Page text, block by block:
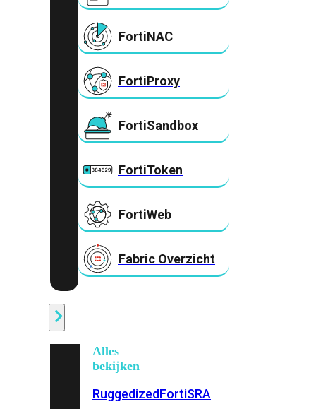
FortiNAC
FortiProxy
FortiSandbox
FortiToken
FortiWeb
Fabric Overzicht
Alles
bekijken
RuggedizedFortiSRA